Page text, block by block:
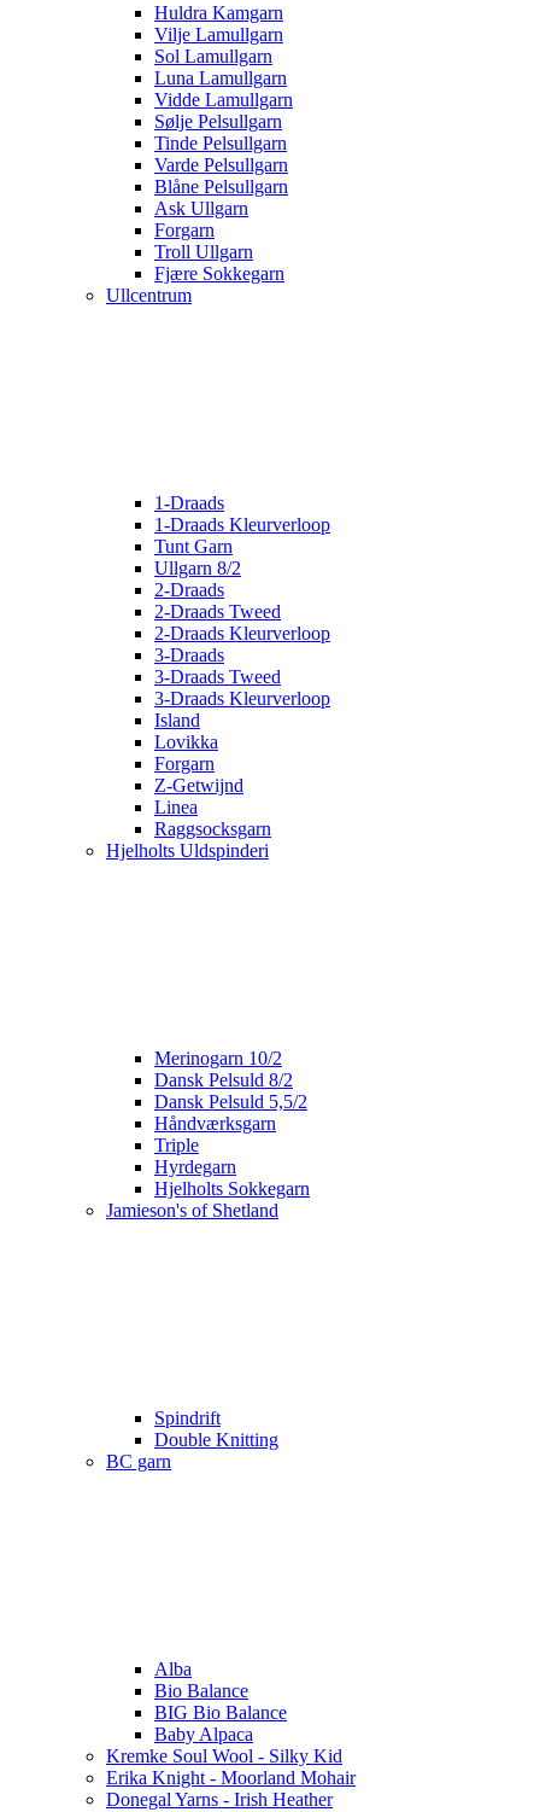
Huldra Kamgarn
Vilje Lamullgarn
Sol Lamullgarn
Luna Lamullgarn
Vidde Lamullgarn
Sølje Pelsullgarn
Tinde Pelsullgarn
Varde Pelsullgarn
Blåne Pelsullgarn
Ask Ullgarn
Forgarn
Troll Ullgarn
Fjære Sokkegarn
Ullcentrum
1-Draads
1-Draads Kleurverloop
Tunt Garn
Ullgarn 8/2
2-Draads
2-Draads Tweed
2-Draads Kleurverloop
3-Draads
3-Draads Tweed
3-Draads Kleurverloop
Island
Lovikka
Forgarn
Z-Getwijnd
Linea
Raggsocksgarn
Hjelholts Uldspinderi
Merinogarn 10/2
Dansk Pelsuld 8/2
Dansk Pelsuld 5,5/2
Håndværksgarn
Triple
Hyrdegarn
Hjelholts Sokkegarn
Jamieson's of Shetland
Spindrift
Double Knitting
BC garn
Alba
Bio Balance
BIG Bio Balance
Baby Alpaca
Kremke Soul Wool - Silky Kid
Erika Knight - Moorland Mohair
Donegal Yarns - Irish Heather